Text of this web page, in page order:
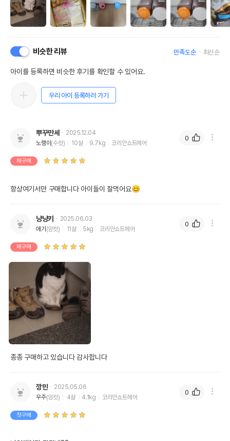
비슷한 리뷰 만족도순 최신순
아이를 등록하면 비슷한 후기를 확인할 수 있어요.
우리 아이 등록하러 가기
뿌꾸만세
2025.12.04
노랭이 (수컷) 10살 9.7kg 코리안쇼트헤어
재구매
항상여기서만 구매합니다 아이들이 잘먹어요😊
0
냥냥키
2025.06.03
애기 (암컷) 11살 5kg 코리안쇼트헤어
재구매
종종 구매하고 있습니다 감사합니다
0
깡민
2025.05.06
우주(암컷) 4살 4.1kg 코리안쇼트헤어
첫구매
0